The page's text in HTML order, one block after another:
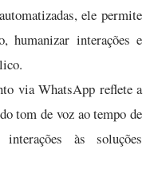
ele permite
humanizar interações e
via WhatsApp reflete a
tom de voz ao tempo de
às soluções